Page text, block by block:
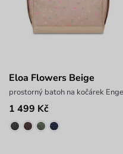
Eloa Flowers Beige
1 499 Kč